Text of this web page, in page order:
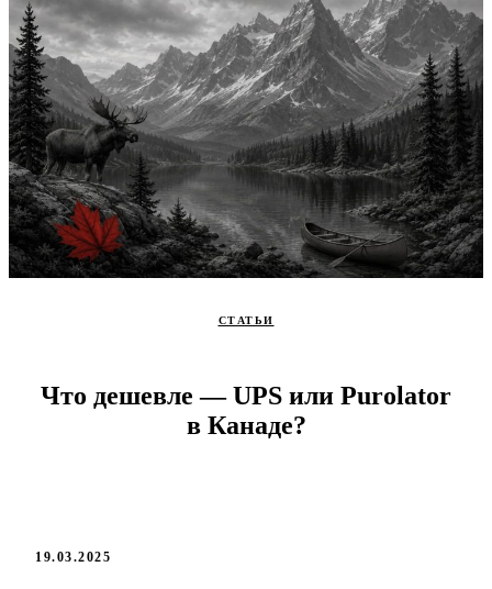
СТАТЬИ
Что дешевле — UPS или Purolator
в Канаде?
19.03.2025